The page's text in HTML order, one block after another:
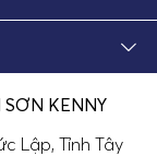
SƠN KENNY
Lập, Tỉnh Tây